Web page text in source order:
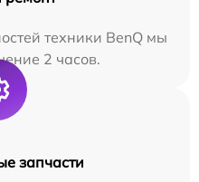
техники BenQ мы
2 часов.
запчасти